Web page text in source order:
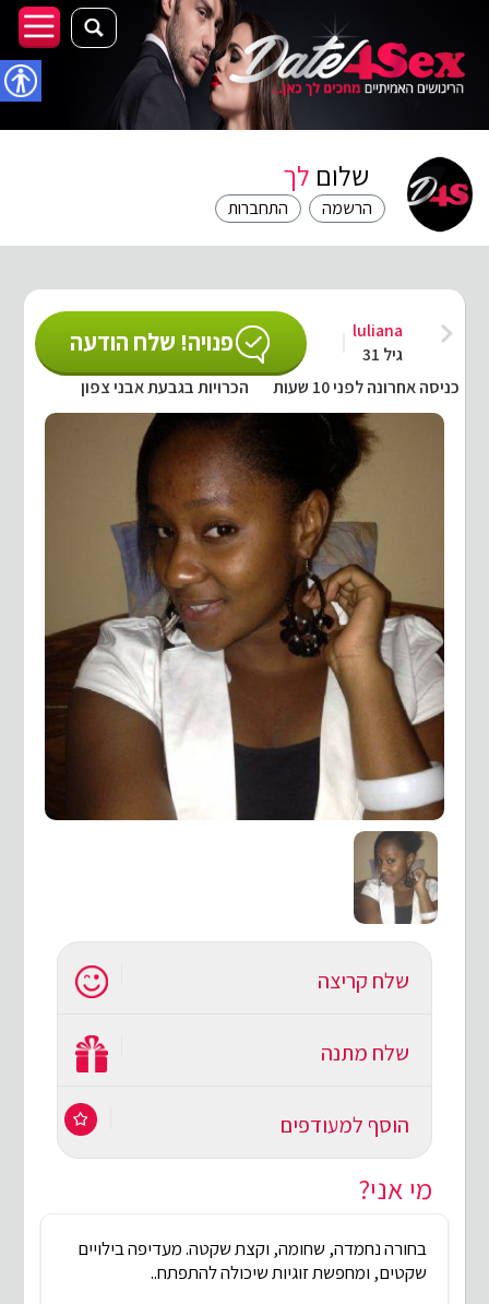
שלום לך
התחברות הרשמה
פנויה! שלח הודעה
luliana
גיל 31
כניסה אחרונה לפני 10 שעות
הכרויות בגבעת אבני צפון
שלח קריצה
שלח מתנה
הוסף למעודפים
מי אני?
בחורה נחמדה, שחומה, וקצת שקטה. מעדיפה בילויים
שקטים, ומחפשת זוגיות שיכולה להתפתח..